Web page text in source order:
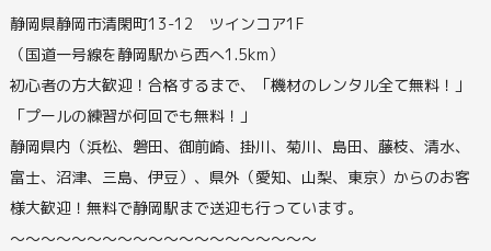
静岡県静岡市清閑町13-12 ツインコア1F
（国道一号線を静岡駅から西へ1.5km）
初心者の方大歓迎！合格するまで、「機材のレンタル全て無料！」
「プールの練習が何回でも無料！」
静岡県内（浜松、磐田、御前崎、掛川、菊川、島田、藤枝、清水、
富士、沼津、三島、伊豆）、県外（愛知、山梨、東京）からのお客
様大歓迎！無料で静岡駅まで送迎も行っています。
〜〜〜〜〜〜〜〜〜〜〜〜〜〜〜〜〜〜〜〜